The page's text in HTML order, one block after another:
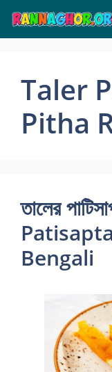
Skip
content
Taler
Pitha
তালের
Bengali